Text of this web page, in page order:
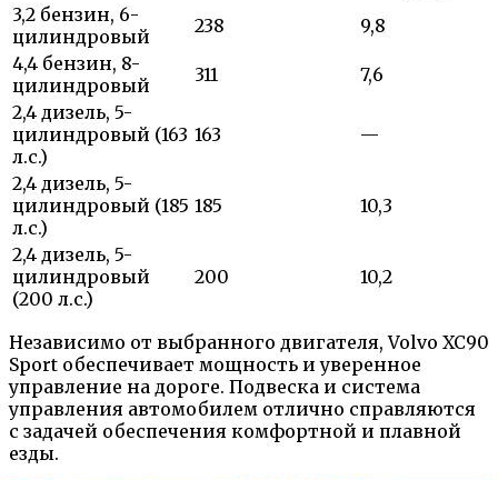
3,2 бензин, 6-
цилиндровый
238
9,8
4,4 бензин, 8-
цилиндровый
311
7,6
2,4 дизель, 5-
цилиндровый (163
л.с.)
163 —
2,4 дизель, 5-
цилиндровый (185
л.с.)
185 10,3
2,4 дизель, 5-
цилиндровый
(200 л.с.)
200 10,2
Независимо от выбранного двигателя, Volvo XC90
Sport обеспечивает мощность и уверенное
управление на дороге. Подвеска и система
управления автомобилем отлично справляются
с задачей обеспечения комфортной и плавной
езды.